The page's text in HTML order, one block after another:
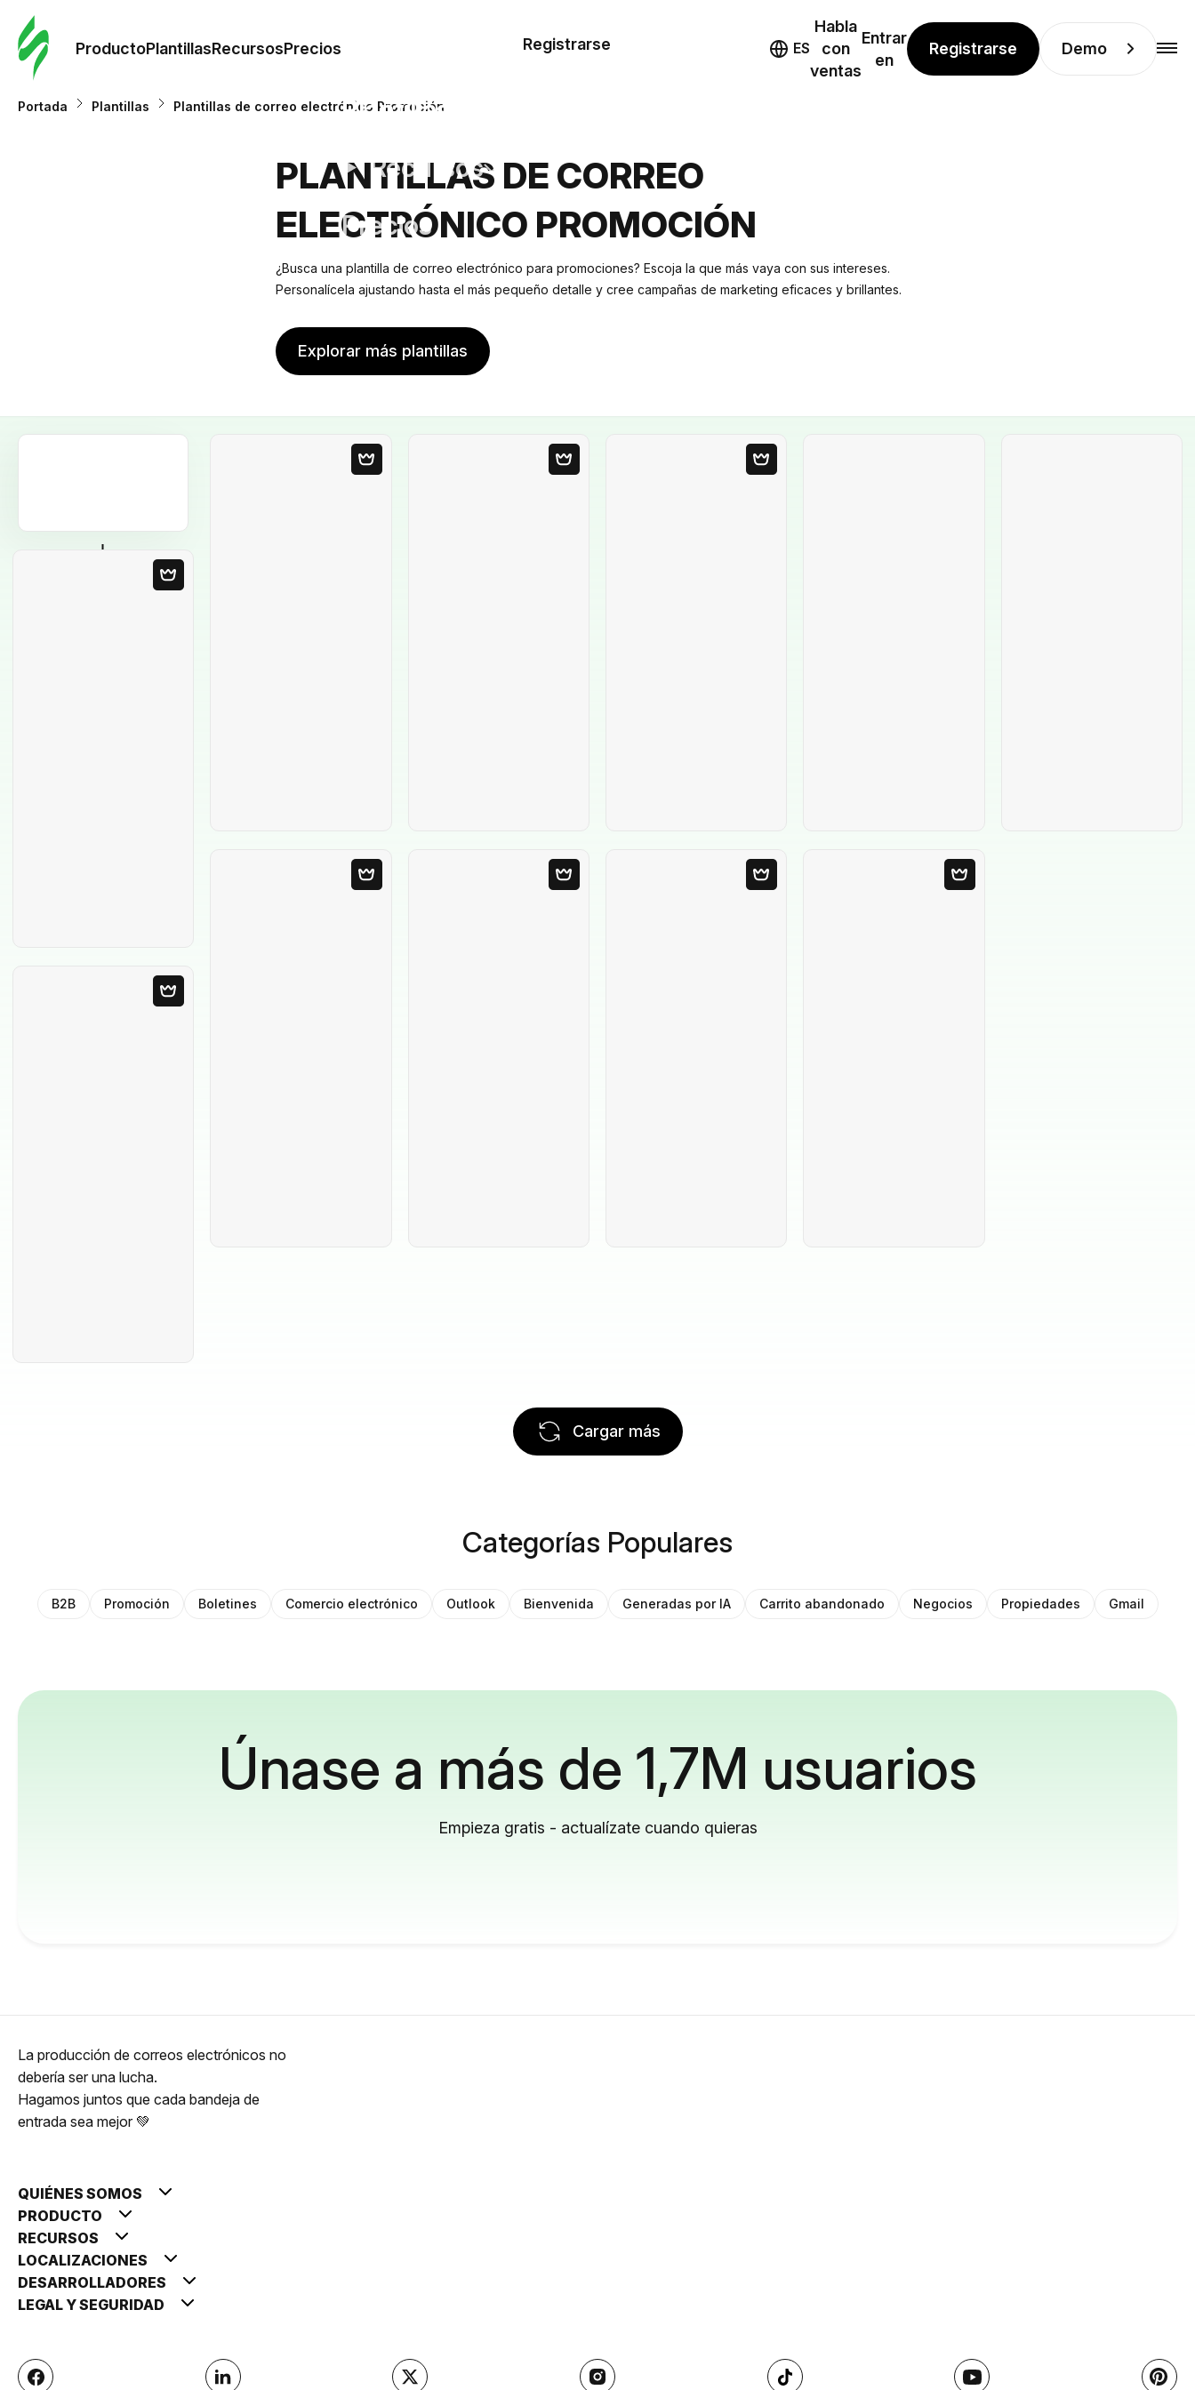
ProductoPlantillasRecursosPrecios
Plantillas
Recursos
Precios
Registrarse ES
Habla
con
ventas
Entrar
en
Registrarse Demo
Portada Plantillas Plantillas de correo electrónico Promoción
PLANTILLAS DE CORREO
ELECTRÓNICO PROMOCIÓN
¿Busca una plantilla de correo electrónico para promociones? Escoja la que más vaya con sus intereses.
Personalícela ajustando hasta el más pequeño detalle y cree campañas de marketing eficaces y brillantes.
Explorar más plantillas
Cargar más
Categorías Populares
B2B Promoción Boletines Comercio electrónico Outlook Bienvenida Generadas por IA Carrito abandonado Negocios Propiedades Gmail
Únase a más de 1,7M usuarios
Empieza gratis - actualízate cuando quieras
La producción de correos electrónicos no
debería ser una lucha.
Hagamos juntos que cada bandeja de
entrada sea mejor 💚
QUIÉNES SOMOS
PRODUCTO
RECURSOS
LOCALIZACIONES
DESARROLLADORES
LEGAL Y SEGURIDAD